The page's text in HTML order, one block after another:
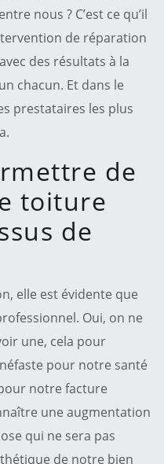
nous ? C’est ce qu’il
de réparation
des résultats à la
chacun. Et dans le
prestataires les plus
de
toiture
de
elle est évidente que
Oui, on ne
une, cela pour
pour notre santé
notre facture
une augmentation
qui ne sera pas
de notre bien